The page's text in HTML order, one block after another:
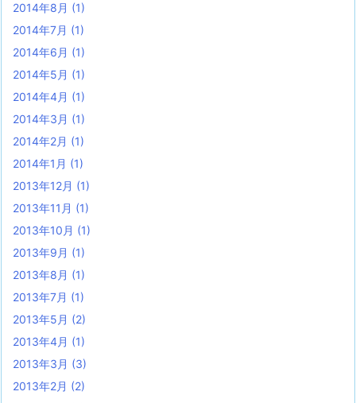
2014年8月 (1)
2014年7月 (1)
2014年6月 (1)
2014年5月 (1)
2014年4月 (1)
2014年3月 (1)
2014年2月 (1)
2014年1月 (1)
2013年12月 (1)
2013年11月 (1)
2013年10月 (1)
2013年9月 (1)
2013年8月 (1)
2013年7月 (1)
2013年5月 (2)
2013年4月 (1)
2013年3月 (3)
2013年2月 (2)